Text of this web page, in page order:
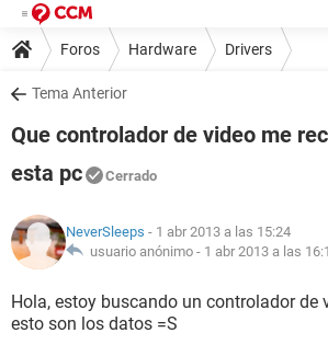
Foros Hardware Drivers
Tema Anterior
Que controlador de video me
esta pc
Cerrado
NeverSleeps - 1 abr 2013 a las 15:24
usuario anónimo - 1 abr 2013 a las
Hola, estoy buscando un controlador de
esto son los datos =S